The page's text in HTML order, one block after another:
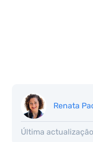
Renata
Última